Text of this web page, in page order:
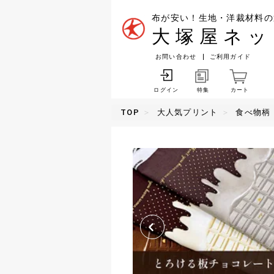
布が安い！生地・洋裁材料
大塚屋ネ
お問い合わせ ご利用ガイド
ログイン 特集 カート
TOP 大人気プリント 食べ物柄